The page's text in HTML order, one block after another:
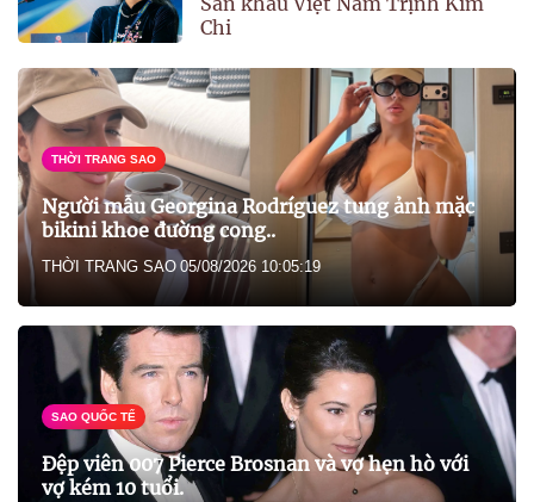
Chi
THỜI TRANG SAO
Người mẫu Georgina Rodríguez tung ảnh mặc
bikini khoe đường cong..
THỜI TRANG SAO 05/08/2026 10:05:19
SAO QUỐC TẾ
Đệp viên 007 Pierce Brosnan và vợ hẹn hò với
vợ kém 10 tuổi.